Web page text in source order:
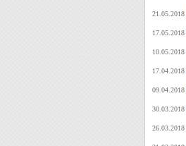
21.05.2018
17.05.2018
10.05.2018
17.04.2018
09.04.2018
30.03.2018
26.03.2018